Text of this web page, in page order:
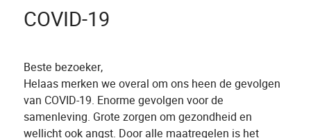
COVID-19
Beste bezoeker,
Helaas merken we overal om ons heen de gevolgen
van COVID-19. Enorme gevolgen voor de
samenleving. Grote zorgen om gezondheid en
wellicht ook angst. Door alle maatregelen is het